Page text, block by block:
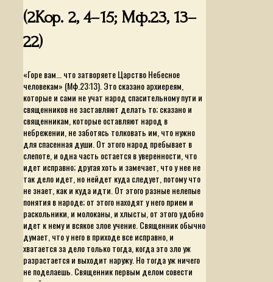
(2Кор. 2, 4–15; Мф.23, 13–
22)
«Горе вам... что затворяете Царство Небесное
человекам» (Мф.23:13). Это сказано архиереям,
которые и сами не учат народ спасительному пути и
священников не заставляют делать то; сказано и
священникам, которые оставляют народ в
небрежении, не заботясь толковать им, что нужно
для спасенная души. От этого народ пребывает в
слепоте, и одна часть остается в уверенности, что
идет исправно; другая хоть и замечает, что у нее не
так дело идет, но нейдет куда следует, потому что
не знает, как и куда идти. От этого разные нелепые
понятия в народе; от этого находят у него прием и
раскольники, и молоканы, и хлысты, от этого удобно
идет к нему и всякое злое учение. Священник обычно
думает, что у него в приходе все исправно, и
хватается за дело только тогда, когда это зло уж
разрастается и выходит наружу. Но тогда уж ничего
не поделаешь. Священник первым делом совести